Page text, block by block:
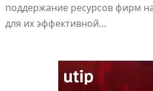
поддержание ресурсов фирм
для их эффективной…